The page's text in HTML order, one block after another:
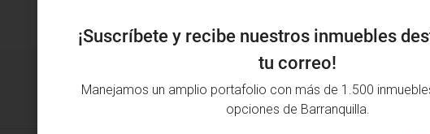
¡Suscríbete y recibe nuestros inmuebles
tu correo!
Manejamos un amplio portafolio con más de 1.500
opciones de Barranquilla.